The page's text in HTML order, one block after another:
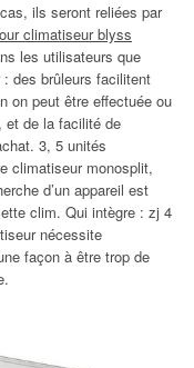
ils seront reliées par
climatiseur blyss
les utilisateurs que
: des brûleurs facilitent
on peut être effectuée ou
et de la facilité de
3, 5 unités
climatiseur monosplit,
d’un appareil est
clim. Qui intègre : zj 4
nécessite
façon à être trop de